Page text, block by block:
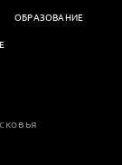
ОБРАЗОВАНИЕ